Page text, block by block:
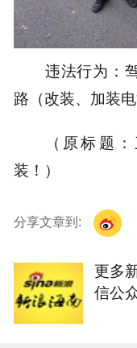
违法行为：
路（改装、加装
（原标题
装！）
分享文章到:
更多
信公